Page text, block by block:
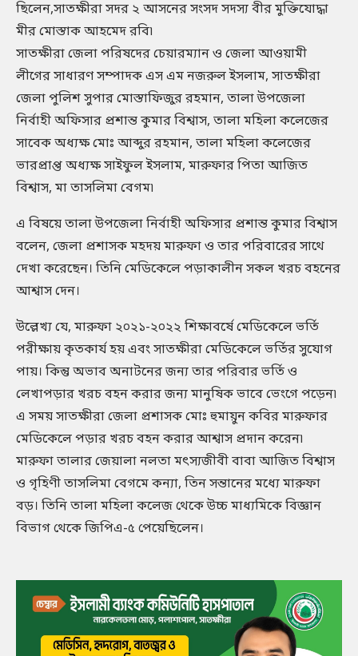
ছিলেন,সাতক্ষীরা সদর ২ আসনের সংসদ সদস্য বীর মুক্তিযোদ্ধা
মীর মোস্তাক আহমেদ রবি৷
সাতক্ষীরা জেলা পরিষদের চেয়ারম্যান ও জেলা আওয়ামী
লীগের সাধারণ সম্পাদক এস এম নজরুল ইসলাম, সাতক্ষীরা
জেলা পুলিশ সুপার মোস্তাফিজুর রহমান, তালা উপজেলা
নির্বাহী অফিসার প্রশান্ত কুমার বিশ্বাস, তালা মহিলা কলেজের
সাবেক অধ্যক্ষ মোঃ আব্দুর রহমান, তালা মহিলা কলেজের
ভারপ্রাপ্ত অধ্যক্ষ সাইফুল ইসলাম, মারুফার পিতা আজিত
বিশ্বাস, মা তাসলিমা বেগম৷
এ বিষয়ে তালা উপজেলা নির্বাহী অফিসার প্রশান্ত কুমার বিশ্বাস
বলেন, জেলা প্রশাসক মহদয় মারুফা ও তার পরিবারের সাথে
দেখা করেছেন। তিনি মেডিকেলে পড়াকালীন সকল খরচ বহনের
আশ্বাস দেন।
উল্লেখ্য যে, মারুফা ২০২১-২০২২ শিক্ষাবর্ষে মেডিকেলে ভর্তি
পরীক্ষায় কৃতকার্য হয় এবং সাতক্ষীরা মেডিকেলে ভর্তির সুযোগ
পায়। কিন্তু অভাব অনাটনের জন্য তার পরিবার ভর্তি ও
লেখাপড়ার খরচ বহন করার জন্য মানুষিক ভাবে ভেংগে পড়েন৷
এ সময় সাতক্ষীরা জেলা প্রশাসক মোঃ হুমায়ুন কবির মারুফার
মেডিকেলে পড়ার খরচ বহন করার আশ্বাস প্রদান করেন৷
মারুফা তালার জেয়ালা নলতা মৎস্যজীবী বাবা আজিত বিশ্বাস
ও গৃহিণী তাসলিমা বেগমে কন্যা, তিন সন্তানের মধ্যে মারুফা
বড়। তিনি তালা মহিলা কলেজ থেকে উচ্চ মাধ্যমিকে বিজ্ঞান
বিভাগ থেকে জিপিএ-৫ পেয়েছিলেন।